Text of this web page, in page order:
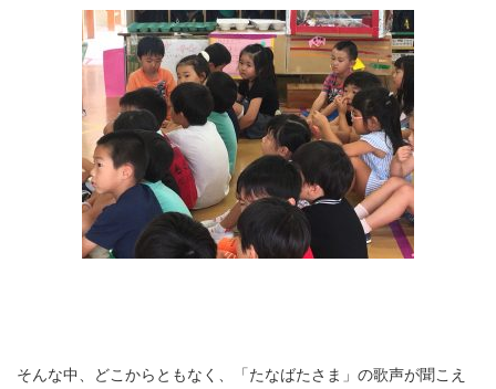
そんな中、どこからともなく、「たなばたさま」の歌声が聞こえ